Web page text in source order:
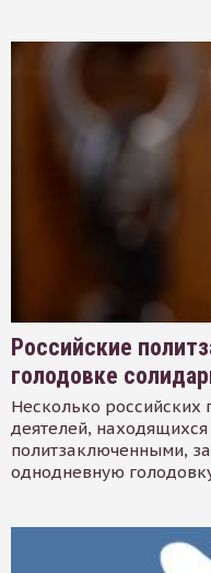
Российские
голодовке
Несколько
деятелей,
политзаключенными,
однодневную